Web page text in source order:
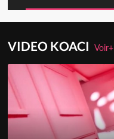
VIDEO KOACIVoir+